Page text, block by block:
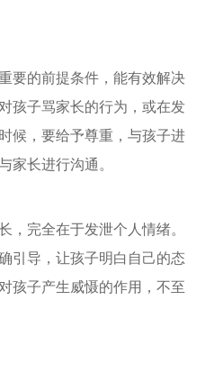
要的前提条件，能有效解决
孩子骂家长的行为，或在发
候，要给予尊重，与孩子进
家长进行沟通。
，完全在于发泄个人情绪。
引导，让孩子明白自己的态
孩子产生威慑的作用，不至